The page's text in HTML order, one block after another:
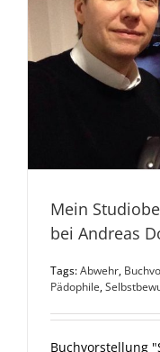
Mein
bei Andreas
Tags:Abwehr,
Pädophile,
Buchvorstellung